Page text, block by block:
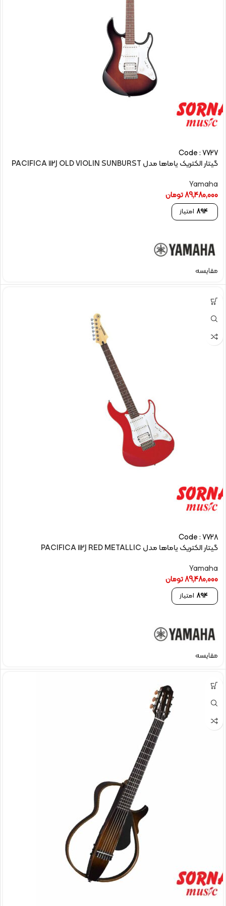
Code : 7727
گیتار الکتريک یاماها مدل PACIFICA 112J OLD VIOLIN SUNBURST
Yamaha
89,480,000تومان
894 امتیاز
مقایسه
Code : 7728
گیتار الکتريک یاماها مدل PACIFICA 112J RED METALLIC
Yamaha
89,480,000تومان
894 امتیاز
مقایسه